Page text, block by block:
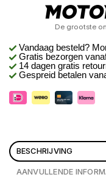
De grootste
Vandaag besteld?
Gratis bezorgen
14 dagen gratis
Gespreid betalen
BESCHRIJVING
AANVULLENDE